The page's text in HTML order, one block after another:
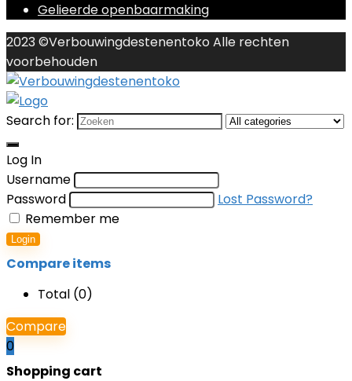
Gelieerde openbaarmaking
2023 ©Verbouwingdestenentoko Alle rechten
voorbehouden
Search for:
Log In
Username
Password
Lost Password?
Remember me
Login
Compare items
Total (0)
Compare
0
Shopping cart